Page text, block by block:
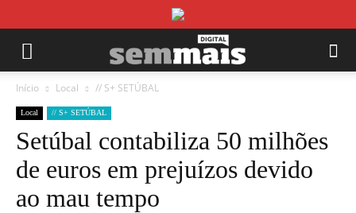
Início Local // S+ SETÚBAL
Local // S+ SETÚBAL
Setúbal contabiliza 50 milhões
de euros em prejuízos devido
ao mau tempo